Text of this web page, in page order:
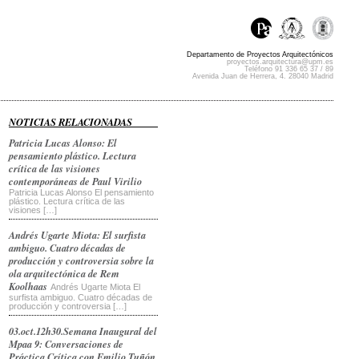
Departamento de Proyectos Arquitectónicos
proyectos.arquitectura@upm.es
Teléfono 91 336 65 37 / 89
Avenida Juan de Herrera, 4. 28040 Madrid
NOTICIAS RELACIONADAS
Patricia Lucas Alonso: El
pensamiento plástico. Lectura
crítica de las visiones
contemporáneas de Paul Virilio
Patricia Lucas Alonso El pensamiento
plástico. Lectura crítica de las
visiones […]
Andrés Ugarte Miota: El surfista
ambiguo. Cuatro décadas de
producción y controversia sobre la
ola arquitectónica de Rem
Koolhaas Andrés Ugarte Miota El
surfista ambiguo. Cuatro décadas de
producción y controversia […]
03.oct.12h30.Semana Inaugural del
Mpaa 9: Conversaciones de